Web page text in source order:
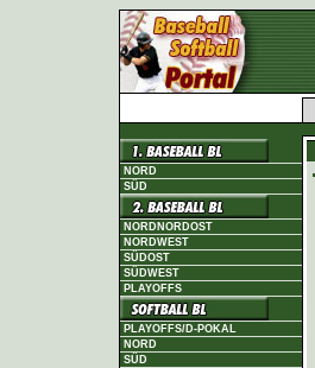
NORD
SÜD
NORDNORDOST
NORDWEST
SÜDOST
SÜDWEST
PLAYOFFS
PLAYOFFS/D-POKAL
NORD
SÜD